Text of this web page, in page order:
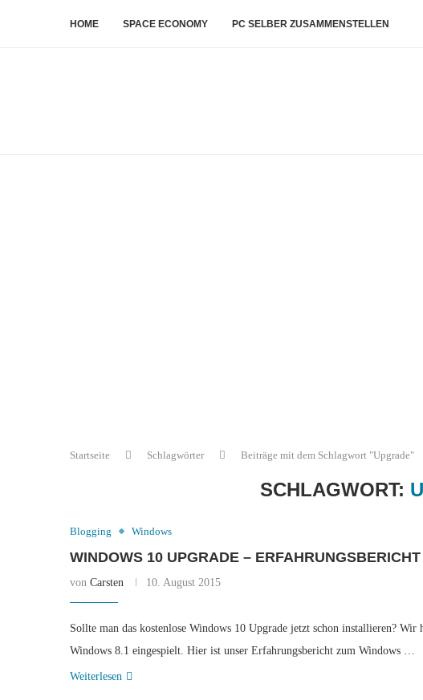
HOME SPACE ECONOMY PC SELBER ZUSAMMENSTELLEN
Startseite Schlagwörter Beiträge mit dem Schlagwort "Upgrade"
SCHLAGWORT:
Blogging Windows
WINDOWS 10 UPGRADE –
von Carsten 10. August 2015
Sollte man das kostenlose Windows 10 Upgrade jetzt schon installieren?
Windows 8.1 eingespielt. Hier ist unser Erfahrungsbericht zum Windows …
Weiterlesen